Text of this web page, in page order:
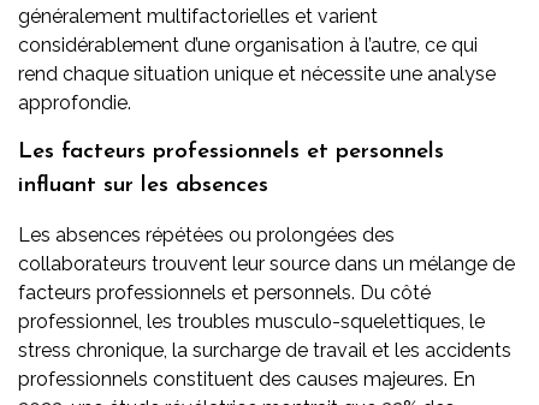
généralement multifactorielles et varient
considérablement d’une organisation à l’autre, ce qui
rend chaque situation unique et nécessite une analyse
approfondie.
Les facteurs professionnels et personnels
influant sur les absences
Les absences répétées ou prolongées des
collaborateurs trouvent leur source dans un mélange de
facteurs professionnels et personnels. Du côté
professionnel, les troubles musculo-squelettiques, le
stress chronique, la surcharge de travail et les accidents
professionnels constituent des causes majeures. En